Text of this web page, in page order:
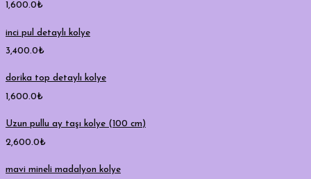
1,600.0₺
inci pul detaylı kolye
3,400.0₺
dorika top detaylı kolye
1,600.0₺
Uzun pullu ay taşı kolye (100 cm)
2,600.0₺
mavi mineli madalyon kolye